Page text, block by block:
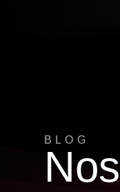
BLOG